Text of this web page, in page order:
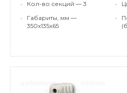
•
Кол-во секций — 3
•
Габариты, мм —
350x135x65
•
•